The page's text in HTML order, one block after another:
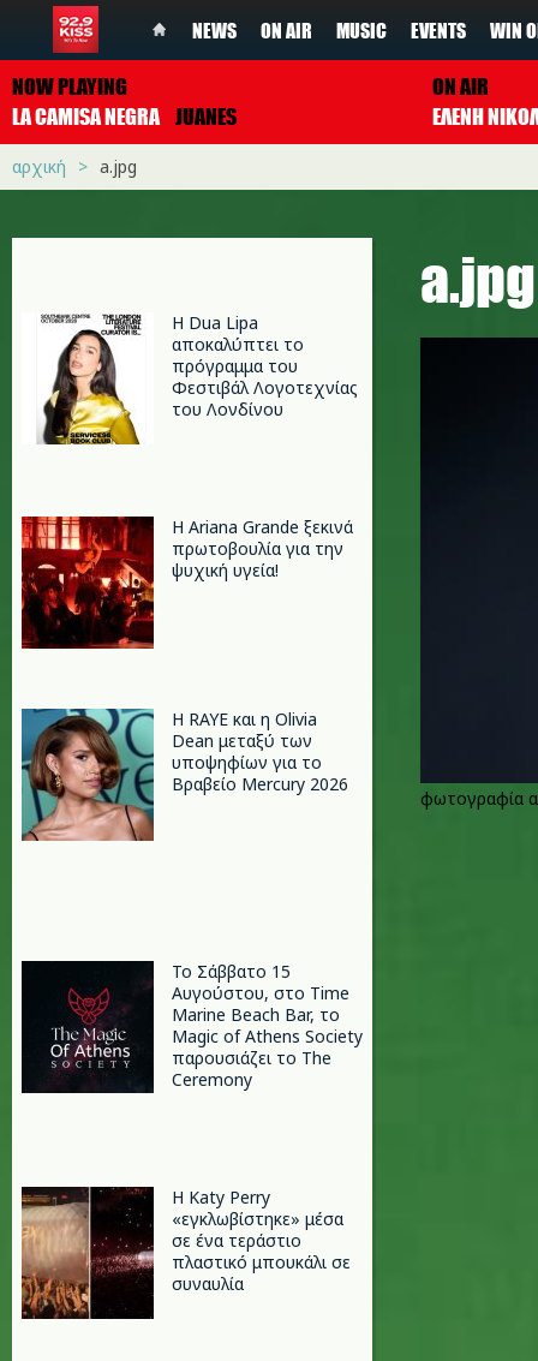
NEWS ON AIR MUSIC EVENTS WIN
NOW PLAYING
LA CAMISA NEGRA JUANES
ON AIR
ΕΛΕΝΗ
αρχική a.jpg
Η Dua Lipa
αποκαλύπτει το
πρόγραμμα του
Φεστιβάλ Λογοτεχνίας
του Λονδίνου
Η Ariana Grande ξεκινά
πρωτοβουλία για την
ψυχική υγεία!
Η RAYE και η Olivia
Dean μεταξύ των
υποψηφίων για το
Βραβείο Mercury 2026
Το Σάββατο 15
Αυγούστου, στο Time
Marine Beach Bar, το
Magic of Athens Society
παρουσιάζει το The
Ceremony
H Katy Perry
«εγκλωβίστηκε» μέσα
σε ένα τεράστιο
πλαστικό μπουκάλι σε
συναυλία
a.jpg
φωτογραφία